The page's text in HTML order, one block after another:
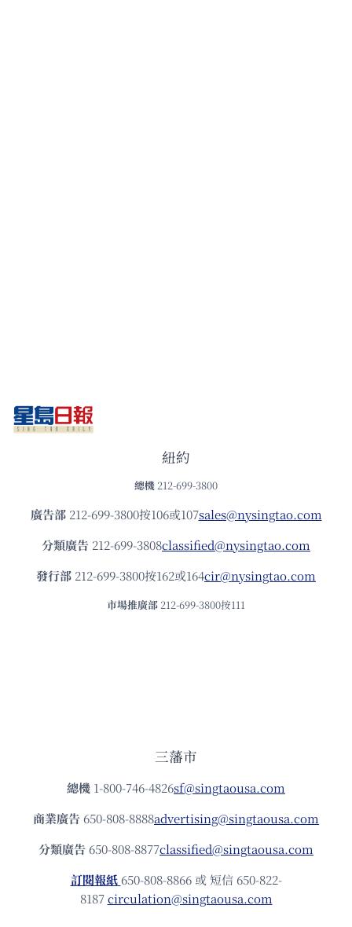
紐約
總機 212-699-3800
廣告部212-699-3800按106或107sales@nysingtao.com
分類廣告 212-699-3808classified@nysingtao.com
發⾏部 212-699-3800按162或164cir@nysingtao.com
市場推廣部 212-699-3800按111
三藩市
總機 1-800-746-4826sf@singtaousa.com
商業廣告 650-808-8888advertising@singtaousa.com
分類廣告 650-808-8877classified@singtaousa.com
訂閱報紙 650-808-8866 或 短信 650-822-
8187circulation@singtaousa.com